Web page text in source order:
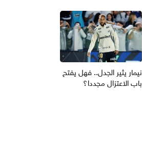
نيمار يثير الجدل.. فهل يفتح
باب الاعتزال مجددا؟